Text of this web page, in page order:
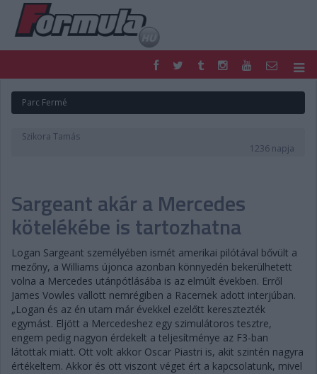
FORMULA
MOTOR
NEMZETKÖZI
DIGITÁLIS MAGAZIN
PONTÁLLÁSOK
VERSENYNAPTÁRAK
Parc Fermé
Szikora Tamás
1236 napja
Sargeant akár a Mercedes
kötelékébe is tartozhatna
Logan Sargeant személyében ismét amerikai pilótával bővült a
mezőny, a Williams újonca azonban könnyedén bekerülhetett
volna a Mercedes utánpótlásába is az elmúlt években. Erről
James Vowles vallott nemrégiben a Racernek adott interjúban.
„Logan és az én utam már évekkel ezelőtt keresztezték
egymást. Eljött a Mercedeshez egy szimulátoros tesztre,
engem pedig nagyon érdekelt a teljesítménye az F3-ban
látottak miatt. Ott volt akkor Oscar Piastri is, akit szintén nagyra
értékeltem. Akkor és ott viszont véget ért a kapcsolatunk, mivel